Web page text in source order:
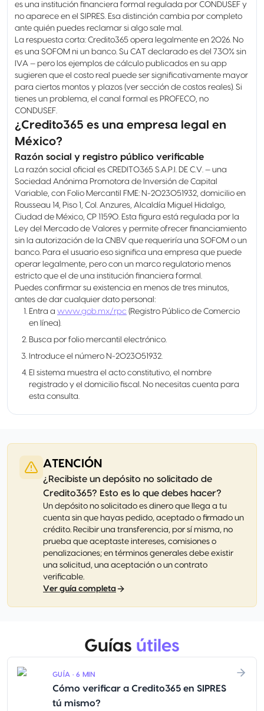
es una institución financiera formal regulada por CONDUSEF y
no aparece en el SIPRES. Esa distinción cambia por completo
ante quién puedes reclamar si algo sale mal.
La respuesta corta: Credito365 opera legalmente en 2026. No
es una SOFOM ni un banco. Su CAT declarado es del 730% sin
IVA — pero los ejemplos de cálculo publicados en su app
sugieren que el costo real puede ser significativamente mayor
para ciertos montos y plazos (ver sección de costos reales). Si
tienes un problema, el canal formal es PROFECO, no
CONDUSEF.
¿Credito365 es una empresa legal en
México?
Razón social y registro público verificable
La razón social oficial es CREDITO365 S.A.P.I. DE C.V. — una
Sociedad Anónima Promotora de Inversión de Capital
Variable, con Folio Mercantil FME: N-2023051932, domicilio en
Rousseau 14, Piso 1, Col. Anzures, Alcaldía Miguel Hidalgo,
Ciudad de México, CP 11590. Esta figura está regulada por la
Ley del Mercado de Valores y permite ofrecer financiamiento
sin la autorización de la CNBV que requeriría una SOFOM o un
banco. Para el usuario eso significa una empresa que puede
operar legalmente, pero con un marco regulatorio menos
estricto que el de una institución financiera formal.
Puedes confirmar su existencia en menos de tres minutos,
antes de dar cualquier dato personal:
Entra a www.gob.mx/rpc (Registro Público de Comercio
en línea).
Busca por folio mercantil electrónico.
Introduce el número N-2023051932.
El sistema muestra el acto constitutivo, el nombre
registrado y el domicilio fiscal. No necesitas cuenta para
esta consulta.
ATENCIÓN
¿Recibiste un depósito no solicitado de
Credito365? Esto es lo que debes hacer?
Un depósito no solicitado es dinero que llega a tu
cuenta sin que hayas pedido, aceptado o firmado un
crédito. Recibir una transferencia, por sí misma, no
prueba que aceptaste intereses, comisiones o
penalizaciones; en términos generales debe existir
una solicitud, una aceptación o un contrato
verificable.
Ver guía completa
Guías útiles
GUÍA · 6 MIN
Cómo verificar a Credito365 en SIPRES
tú mismo?